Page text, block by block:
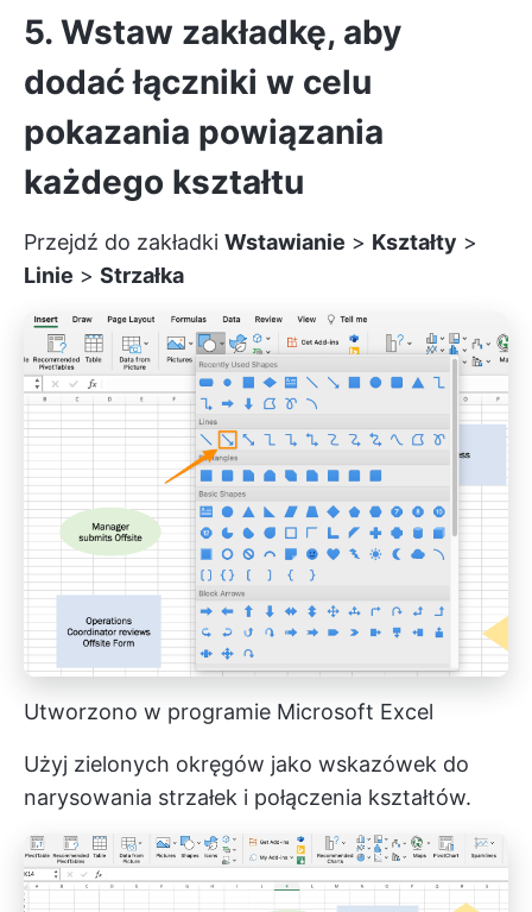
5. Wstaw zakładkę, aby
dodać łączniki w celu
pokazania powiązania
każdego kształtu
Przejdź do zakładki Wstawianie > Kształty >
Linie > Strzałka
Utworzono w programie Microsoft Excel
Użyj zielonych okręgów jako wskazówek do
narysowania strzałek i połączenia kształtów.